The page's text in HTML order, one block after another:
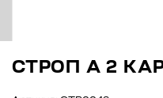
СТРОП А 2